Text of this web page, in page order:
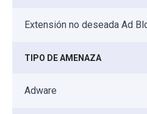
Extensión no deseada Ad
TIPO DE AMENAZA
Adware